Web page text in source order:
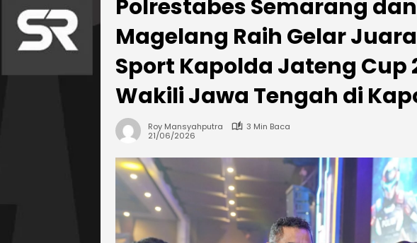
Polrestabes Semarang
Magelang Raih Gelar
Sport Kapolda Jateng Cup
Wakili Jawa Tengah di
Roy Mansyahputra
3 Min Baca
21/06/2026